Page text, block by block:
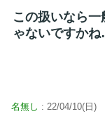
この扱いなら
ゃないですか
名無し : 22/04/10(日)